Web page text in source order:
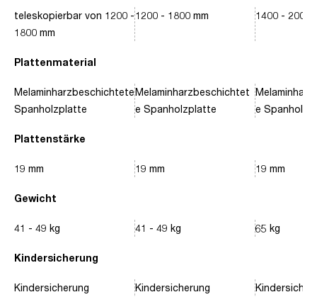
Plattenmaterial
Plattenstärke
Gewicht
Kindersicherung
teleskopierbar von 1200 -
1800 mm
Melaminharzbeschichtete
Spanholzplatte
19 mm
41 - 49 kg
Kindersicherung
1200 - 1800 mm
Melaminharzbeschichtet
e Spanholzplatte
19 mm
41 - 49 kg
Kindersicherung
1400 - 2000
e
19 mm
65 kg